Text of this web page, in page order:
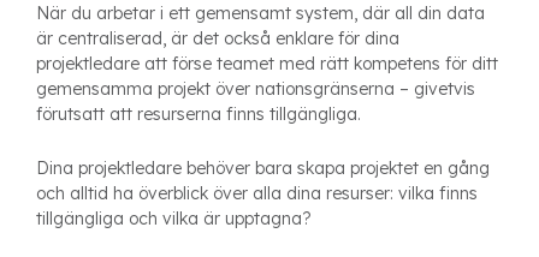
När du arbetar i ett gemensamt system, där all din data
är centraliserad, är det också enklare för dina
projektledare att förse teamet med rätt kompetens för ditt
gemensamma projekt över nationsgränserna – givetvis
förutsatt att resurserna finns tillgängliga.
Dina projektledare behöver bara skapa projektet en gång
och alltid ha överblick över alla dina resurser: vilka finns
tillgängliga och vilka är upptagna?